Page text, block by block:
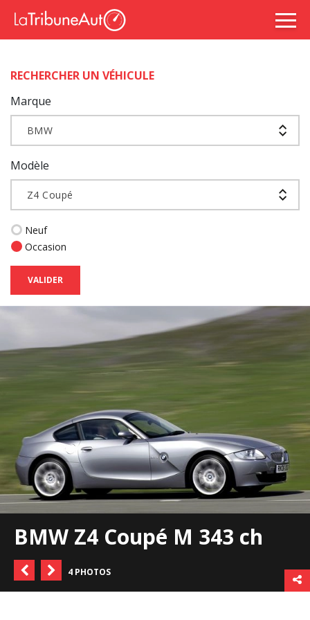
RECHERCHER UN VÉHICULE
Marque
BMW
Modèle
Z4 Coupé
Neuf
Occasion
VALIDER
BMW Z4 Coupé M 343 ch
4 PHOTOS